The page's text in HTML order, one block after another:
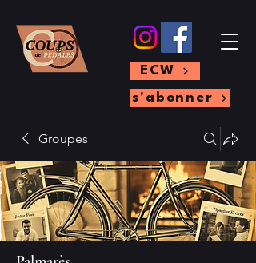
s'abonner
ECW
Groupes